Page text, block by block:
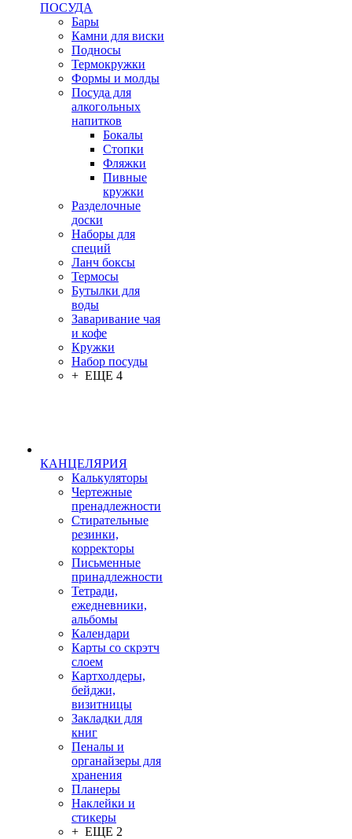
ПОСУДА
Бары
Камни для виски
Подносы
Термокружки
Формы и молды
Посуда для
алкогольных
напитков
Бокалы
Стопки
Фляжки
Пивные
кружки
Разделочные
доски
Наборы для
специй
Ланч боксы
Термосы
Бутылки для
воды
Заваривание чая
и кофе
Кружки
Набор посуды
+ ЕЩЕ 4
КАНЦЕЛЯРИЯ
Калькуляторы
Чертежные
пренадлежности
Стирательные
резинки,
корректоры
Письменные
принадлежности
Тетради,
ежедневники,
альбомы
Календари
Карты со скрэтч
слоем
Картхолдеры,
бейджи,
визитницы
Закладки для
книг
Пеналы и
органайзеры для
хранения
Планеры
Наклейки и
стикеры
+ ЕЩЕ 2